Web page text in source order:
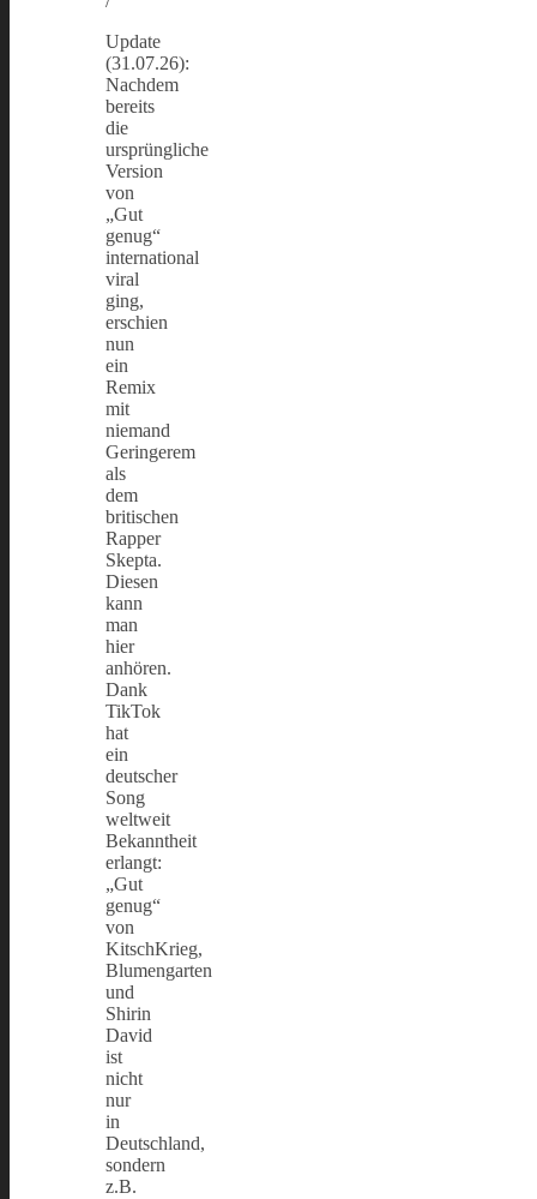
Update
(31.07.26):
Nachdem
bereits
die
ursprüngliche
Version
von
„Gut
genug“
international
viral
ging,
erschien
nun
ein
Remix
mit
niemand
Geringerem
als
dem
britischen
Rapper
Skepta.
Diesen
kann
man
hier
anhören.
Dank
TikTok
hat
ein
deutscher
Song
weltweit
Bekanntheit
erlangt:
„Gut
genug“
von
KitschKrieg,
Blumengarten
und
Shirin
David
ist
nicht
nur
in
Deutschland,
sondern
z.B.